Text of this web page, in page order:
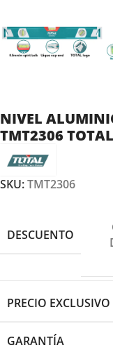
NIVEL
TMT2306
SKU:TMT2306
DESCUENTO
PRECIO EXCLUSIVO
GARANTÍA